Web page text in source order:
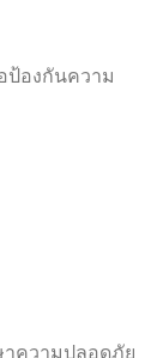
ป้องกันความ
าความปลอดภัย